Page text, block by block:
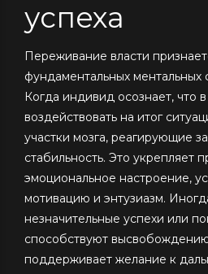
успеха
Переживание власти
фундаментальных ментальных
Когда индивид осознает, что
воздействовать на итог
участки мозга, реагирующие
стабильность. Это укрепляет
эмоциональное настроение,
мотивацию и энтузиазм.
незначительные успехи или
способствуют
поддерживает желание к